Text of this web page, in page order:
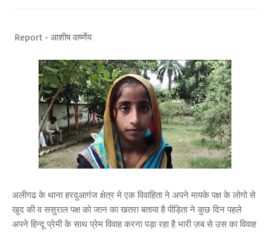
Report - आशीष वार्ष्णेय
अलीगढ के थाना हरदुआगंज क्षेत्र मे एक विवाहिता ने अपने मायके पक्ष के लोगो से
खुद की व ससुराल पक्ष को जान का खतरा बताया है पीड़िता ने कुछ दिन पहले
अपने हिन्दू प्रेमी के साथ प्रेम विवाह करना पड़ा रहा है भारी ज़ब से उस का विवाह